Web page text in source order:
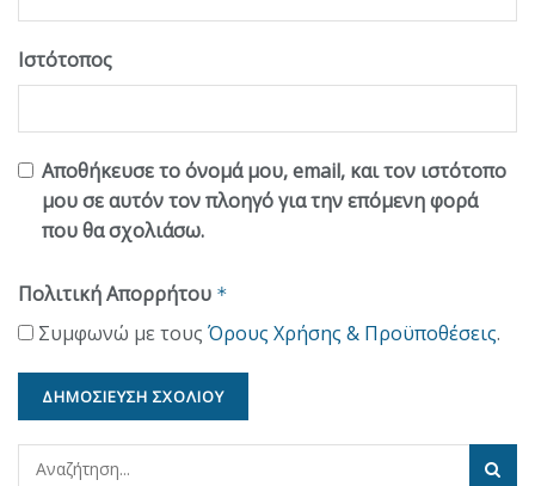
Ιστότοπος
Αποθήκευσε το όνομά μου, email, και τον ιστότοπο
μου σε αυτόν τον πλοηγό για την επόμενη φορά
που θα σχολιάσω.
Πολιτική Απορρήτου *
Συμφωνώ με τους Όρους Χρήσης & Προϋποθέσεις.